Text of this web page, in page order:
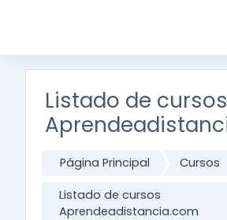
Listado de cursos
Página Principal Cursos
Listado de cursos
Aprendeadistancia.com